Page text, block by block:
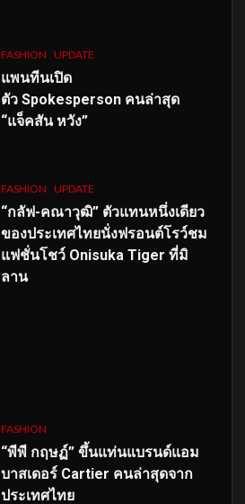
FASHION UPDATE
แพนทีนเปิด
ตัว Spokesperson คนล่าสุด
“แจ็คสัน หวัง”
FASHION UPDATE
“กลัฟ-คณาวุฒิ” ตัวแทนหนึ่งเดียว
ของประเทศไทยนั่งฟรอนต์โรว์ชม
แฟชั่นโชว์ Onisuka Tiger ที่มิ
ลาน
FASHION
“พีพี กฤษฏ์” ขึ้นแท่นแบรนด์แอม
บาสเดอร์ Cartier คนล่าสุดจาก
ประเทศไทย